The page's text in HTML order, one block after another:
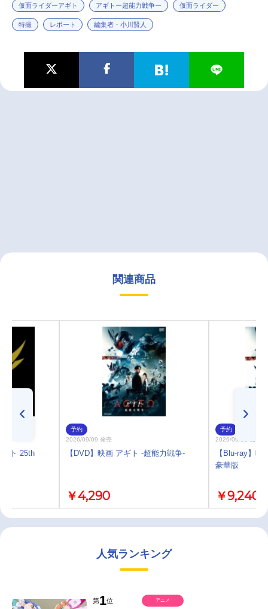
仮面ライダーアギト アギトー超能力戦争ー 仮面ライダー
特撮 レポート 編集者・小川賢人
関連商品
ト 25th
予約
2026/09/09 発売
【DVD】映画 アギト -超能力戦争-
￥4,290
予約
2026/09/09 発売
【Blu-ray】
豪華版
￥9,240
人気ランキング
第1位 アニメ